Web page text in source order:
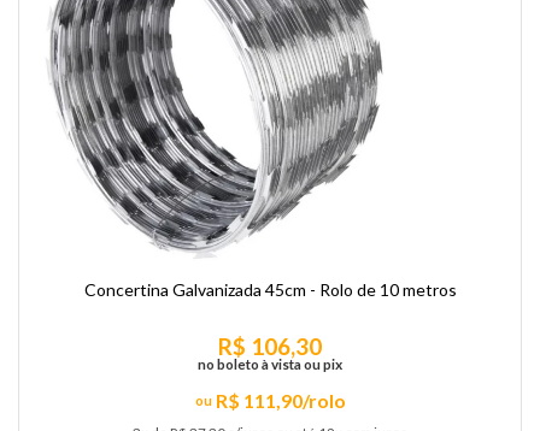
Concertina Galvanizada 45cm - Rolo de 10 metros
R$ 111,90/rolo
R$ 106,30
no boleto à vista ou pix